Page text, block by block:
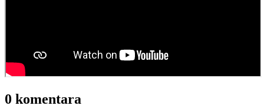
0 komentara